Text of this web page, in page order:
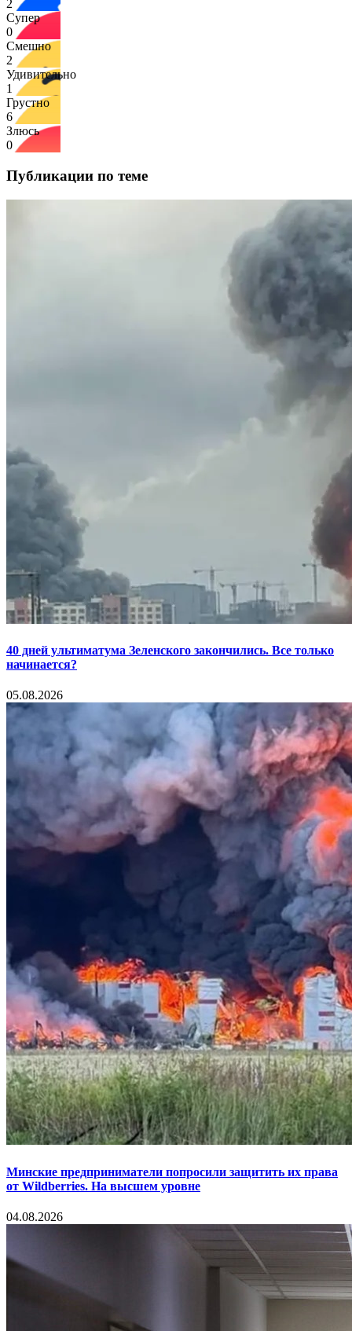
2
Супер
0
Смешно
2
Удивительно
1
Грустно
6
Злюсь
0
Публикации по теме
40 дней ультиматума Зеленского закончились. Все только
начинается?
05.08.2026
Минские предприниматели попросили защитить их права
от Wildberries. На высшем уровне
04.08.2026